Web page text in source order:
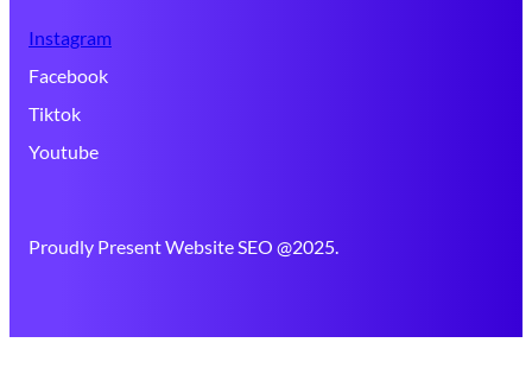
Instagram
Facebook
Tiktok
Youtube
Proudly Present Website SEO @2025.